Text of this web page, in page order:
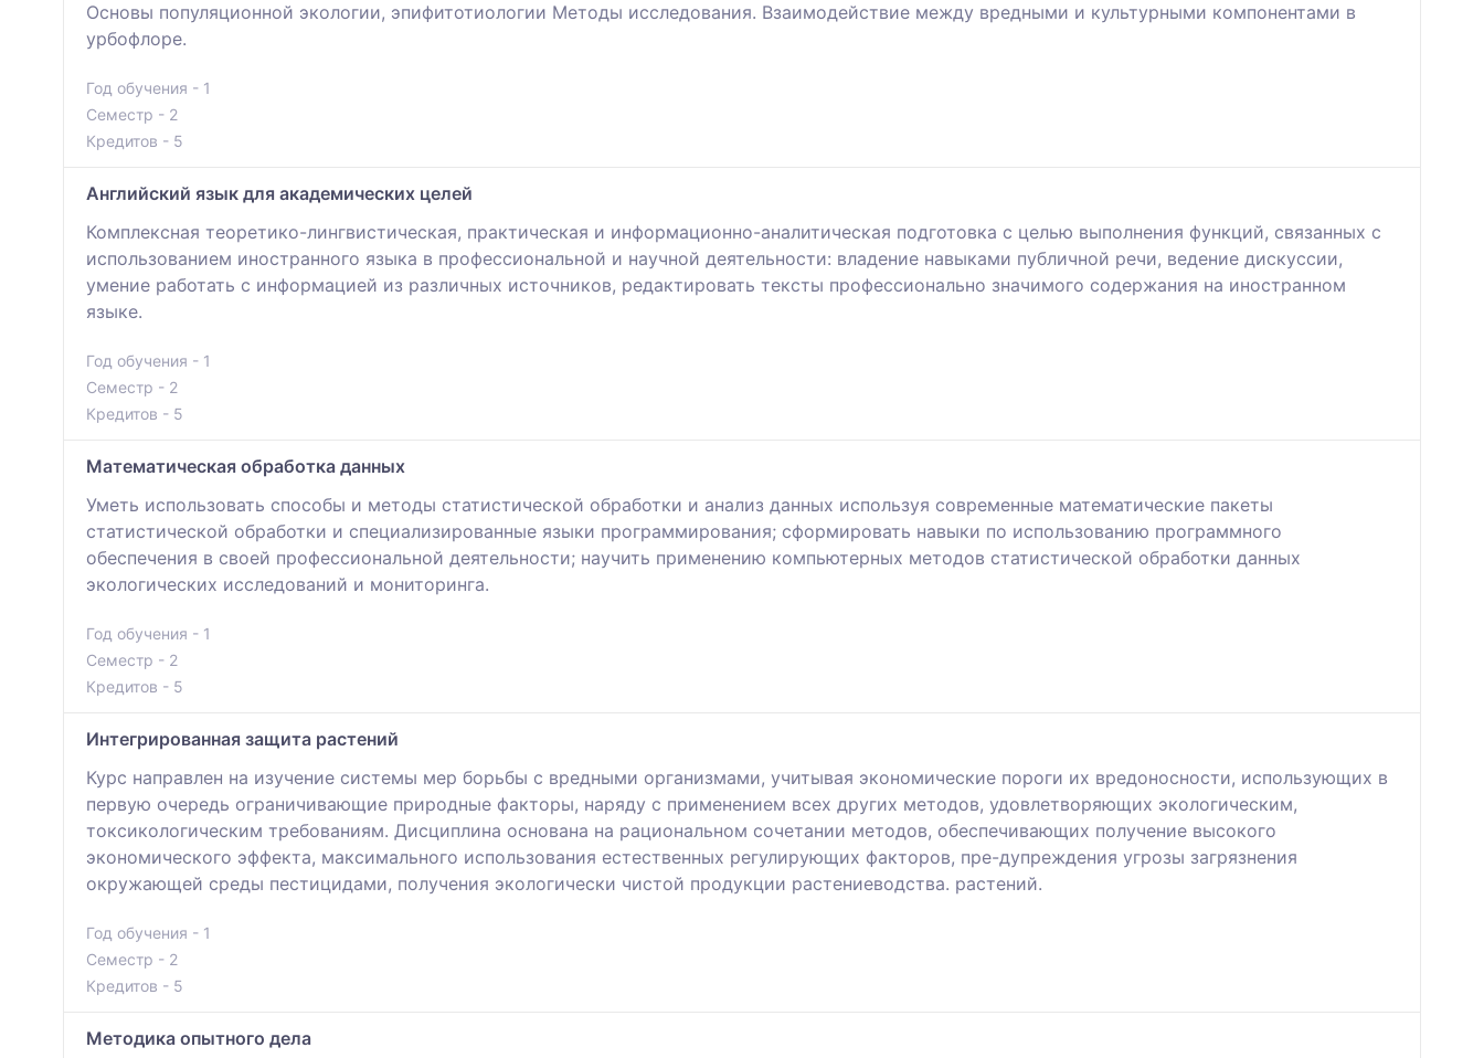
Основы популяционной экологии, эпифитотиологии Методы исследования. Взаимодействие между вредными и культурными компонентами в
урбофлоре.
Год обучения - 1
Семестр - 2
Кредитов - 5
Английский язык для академических целей
Комплексная теоретико-лингвистическая, практическая и информационно-аналитическая подготовка с целью выполнения функций, связанных с
использованием иностранного языка в профессиональной и научной деятельности: владение навыками публичной речи, ведение дискуссии,
умение работать с информацией из различных источников, редактировать тексты профессионально значимого содержания на иностранном
языке.
Год обучения - 1
Семестр - 2
Кредитов - 5
Математическая обработка данных
Уметь использовать способы и методы статистической обработки и анализ данных используя современные математические пакеты
статистической обработки и специализированные языки программирования; сформировать навыки по использованию программного
обеспечения в своей профессиональной деятельности; научить применению компьютерных методов статистической обработки данных
экологических исследований и мониторинга.
Год обучения - 1
Семестр - 2
Кредитов - 5
Интегрированная защита растений
Курс направлен на изучение системы мер борьбы с вредными организмами, учитывая экономические пороги их вредоносности, использующих в
первую очередь ограничивающие природные факторы, наряду с применением всех других методов, удовлетворяющих экологическим,
токсикологическим требованиям. Дисциплина основана на рациональном сочетании методов, обеспечивающих получение высокого
экономического эффекта, максимального использования естественных регулирующих факторов, пре-дупреждения угрозы загрязнения
окружающей среды пестицидами, получения экологически чистой продукции растениеводства. растений.
Год обучения - 1
Семестр - 2
Кредитов - 5
Методика опытного дела